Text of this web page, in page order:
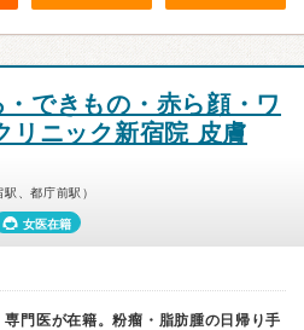
できもの・赤ら顔・ワ
リニック新宿院 皮膚
、都庁前駅）
女医在籍
門医が在籍。粉瘤・脂肪腫の日帰り手